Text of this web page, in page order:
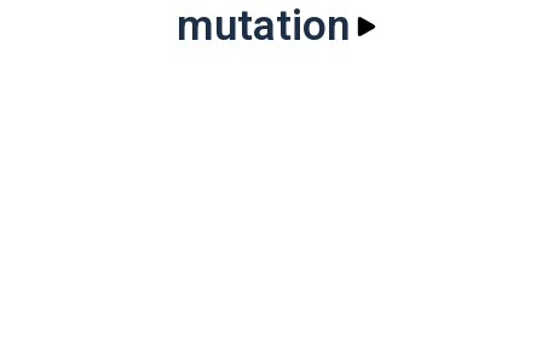
mutation